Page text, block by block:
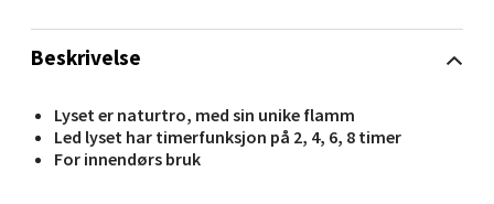
Beskrivelse
Lyset er naturtro, med sin unike flamm
Led lyset har timerfunksjon på 2, 4, 6, 8 timer
For innendørs bruk
Åpent i dag 10-18
0 i butikk
Velg